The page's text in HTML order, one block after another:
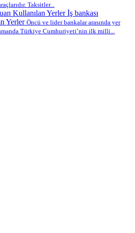
Taksitler...
İş bankası
Yerler Öncü ve lider bankalar arasında yer
Türkiye Cumhuriyeti’nin ilk milli...